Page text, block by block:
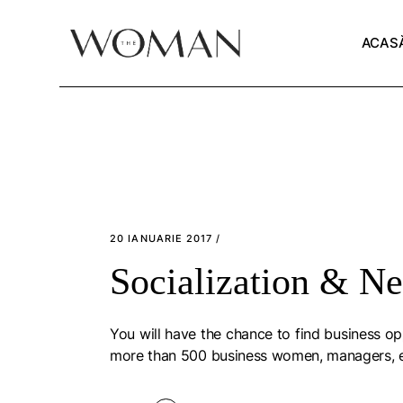
20 IANUARIE 2017
Socialization &
You will have the chance to find business
more than 500 business women,